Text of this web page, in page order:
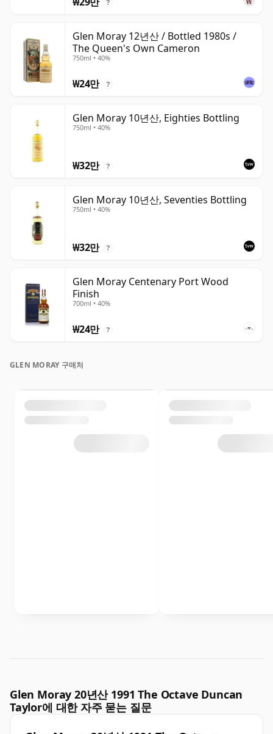
?
Glen Moray 12년산 / Bottled 1980s /
The Queen's Own Cameron
750ml • 40%
₩24만 ?
Glen Moray 10년산, Eighties Bottling
750ml • 40%
₩32만 ?
Glen Moray 10년산, Seventies Bottling
750ml • 40%
₩32만 ?
Glen Moray Centenary Port Wood
Finish
700ml • 40%
₩24만 ?
GLEN MORAY 구매처
Glen Moray 20년산 1991 The Octave Duncan
Taylor에 대한 자주 묻는 질문